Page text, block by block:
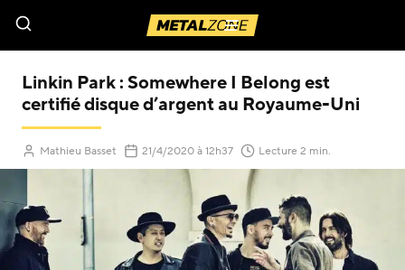
Menu
Linkin Park : Somewhere I Belong est
certifié disque d’argent au Royaume-Uni
Mathieu Basset 21/4/2020(Mis à jour le
à 12h37 Lecture 2 min.